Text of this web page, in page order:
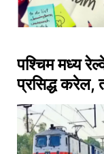
पश्चिम मध्य
प्रसिद्ध करेल,